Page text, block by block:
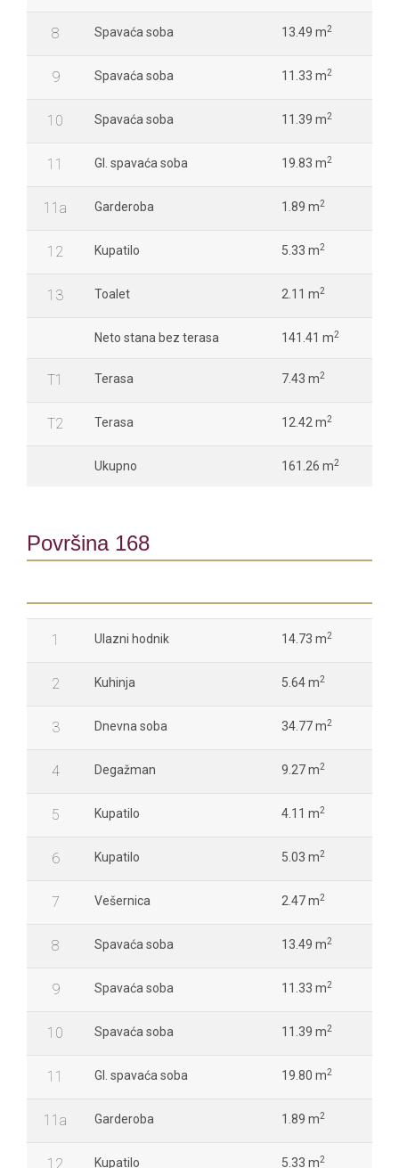
8 Spavaća soba 13.49 m2
9 Spavaća soba 11.33 m2
10 Spavaća soba 11.39 m2
11 Gl. spavaća soba 19.83 m2
11a Garderoba 1.89 m2
12 Kupatilo 5.33 m2
13 Toalet 2.11 m2
Neto stana bez terasa 141.41 m2
T1 Terasa 7.43 m2
T2 Terasa 12.42 m2
Ukupno 161.26 m2
Površina 168
1 Ulazni hodnik 14.73 m2
2 Kuhinja 5.64 m2
3 Dnevna soba 34.77 m2
4 Degažman 9.27 m2
5 Kupatilo 4.11 m2
6 Kupatilo 5.03 m2
7 Vešernica 2.47 m2
8 Spavaća soba 13.49 m2
9 Spavaća soba 11.33 m2
10 Spavaća soba 11.39 m2
11 Gl. spavaća soba 19.80 m2
11a Garderoba 1.89 m2
12 Kupatilo 5.33 m2